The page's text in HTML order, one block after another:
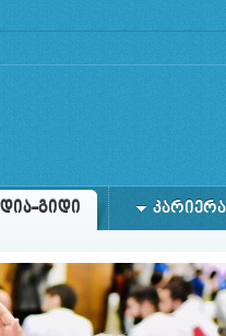
admin/files/db.php
ᲒᲘᲓᲘ ᲙᲐᲠᲘᲔᲠᲐ